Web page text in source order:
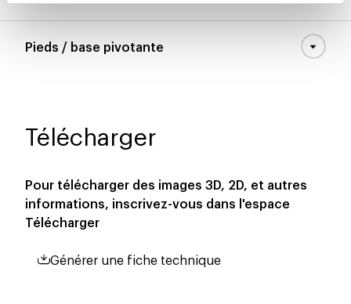
Pieds / base pivotante
Télécharger
Pour télécharger des images 3D, 2D, et autres
informations, inscrivez-vous dans l'espace
Télécharger
Générer une fiche technique